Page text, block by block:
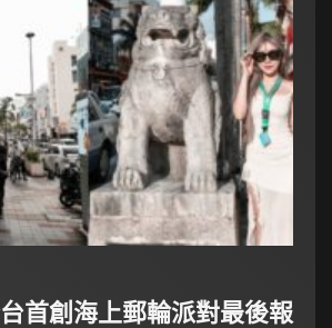
首創海上郵輪派對最後報